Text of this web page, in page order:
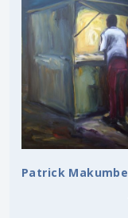
Patrick Makumbe